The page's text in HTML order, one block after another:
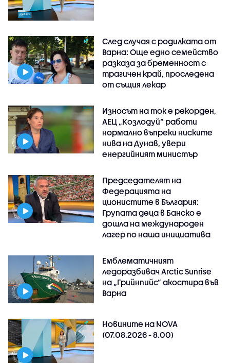
След случая с родилката от
Варна: Още едно семейство
разказа за бременност с
трагичен край, проследена
от същия лекар
Износът на ток е рекорден,
АЕЦ „Козлодуй“ работи
нормално въпреки ниските
нива на Дунав, увери
енергийният министър
Председателят на
Федерацията на
ционистите в България:
Групата деца в Банско е
дошла на международен
лагер по наша инициатива
Емблематичният
ледоразбивач Arctic Sunrise
на „Грийнпийс” акостира във
Варна
Новините на NOVA
(07.08.2026 - 8.00)